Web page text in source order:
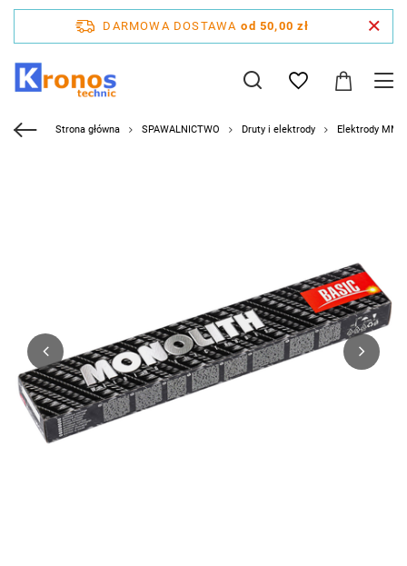
DARMOWA DOSTAWA od 50,00 zł
Strona główna SPAWALNICTWO Druty i elektrody Elektrody MMA